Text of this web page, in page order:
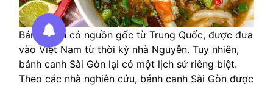
Bánh canh có nguồn gốc từ Trung Quốc, được đưa
vào Việt Nam từ thời kỳ nhà Nguyễn. Tuy nhiên,
bánh canh Sài Gòn lại có một lịch sử riêng biệt.
Theo các nhà nghiên cứu, bánh canh Sài Gòn được